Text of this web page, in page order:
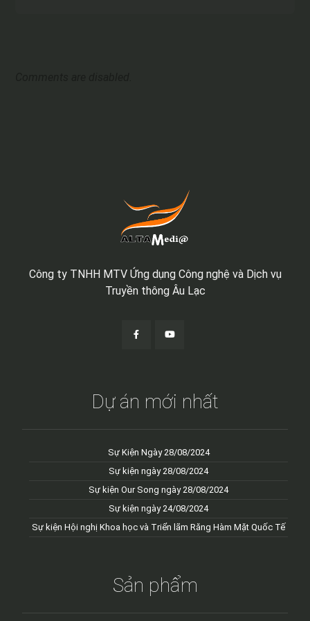
Công ty TNHH MTV Ứng dụng Công nghệ và Dịch vụ
Truyền thông Âu Lạc
Dự án mới nhất
Sự Kiện Ngày 28/08/2024
Sự kiện ngày 28/08/2024
Sự kiện Our Song ngày 28/08/2024
Sự kiện ngày 24/08/2024
Sự kiện Hội nghị Khoa học và Triển lãm Răng Hàm Mặt Quốc Tế
Sản phẩm